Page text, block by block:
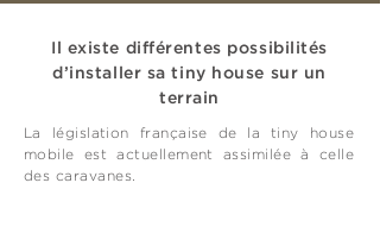
Il existe différentes possibilités
d’installer sa tiny house sur un
terrain
La législation française de la tiny house
mobile est actuellement assimilée à celle
des caravanes.